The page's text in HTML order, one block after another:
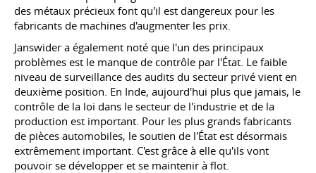
des métaux précieux font qu'il est dangereux pour les
fabricants de machines d'augmenter les prix.
Janswider a également noté que l'un des principaux
problèmes est le manque de contrôle par l'État. Le faible
niveau de surveillance des audits du secteur privé vient en
deuxième position. En Inde, aujourd'hui plus que jamais, le
contrôle de la loi dans le secteur de l'industrie et de la
production est important. Pour les plus grands fabricants
de pièces automobiles, le soutien de l'État est désormais
extrêmement important. C'est grâce à elle qu'ils vont
pouvoir se développer et se maintenir à flot.